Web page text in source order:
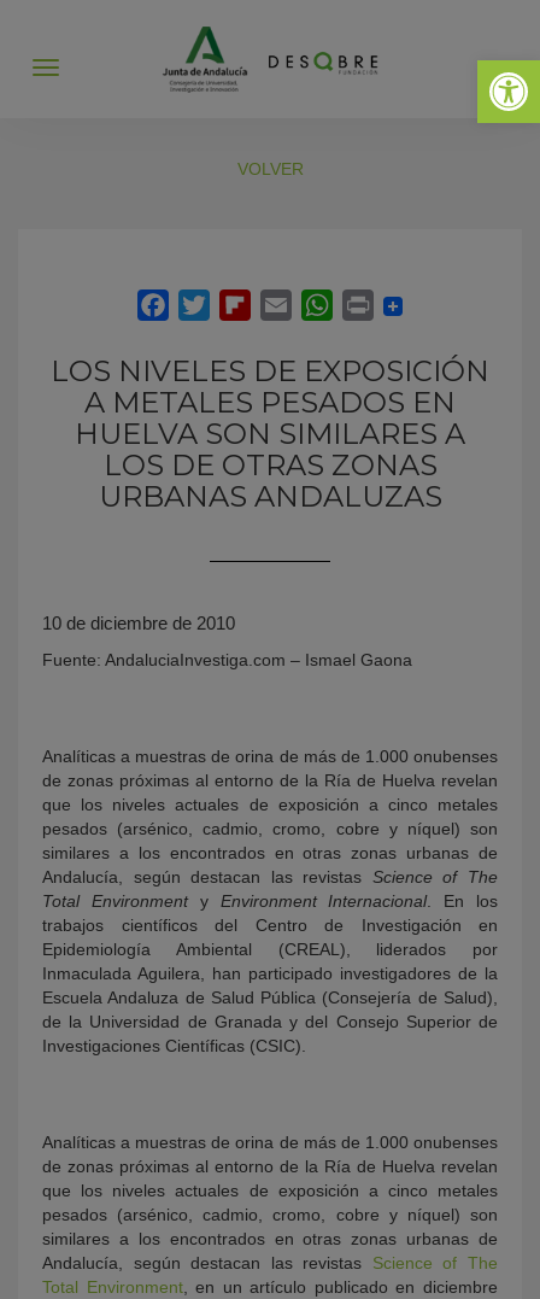
Abrir
Abrir
VOLVER
LOS NIVELES DE EXPOSICIÓN
A METALES PESADOS EN
HUELVA SON SIMILARES A
LOS DE OTRAS ZONAS
URBANAS ANDALUZAS
10 de diciembre de 2010
Fuente: AndaluciaInvestiga.com – Ismael Gaona
Analíticas a muestras de orina de más de 1.000 onubenses
de zonas próximas al entorno de la Ría de Huelva revelan
que los niveles actuales de exposición a cinco metales
pesados (arsénico, cadmio, cromo, cobre y níquel) son
similares a los encontrados en otras zonas urbanas de
Andalucía, según destacan las revistas Science of The
Total Environmenty Environment Internacional. En los
trabajos científicos del Centro de Investigación en
Epidemiología Ambiental (CREAL), liderados por
Inmaculada Aguilera, han participado investigadores de la
Escuela Andaluza de Salud Pública (Consejería de Salud),
de la Universidad de Granada y del Consejo Superior de
Investigaciones Científicas (CSIC).
Analíticas a muestras de orina de más de 1.000 onubenses
de zonas próximas al entorno de la Ría de Huelva revelan
que los niveles actuales de exposición a cinco metales
pesados (arsénico, cadmio, cromo, cobre y níquel) son
similares a los encontrados en otras zonas urbanas de
Andalucía, según destacan las revistas Science of The
Total Environment, en un artículo publicado en diciembre